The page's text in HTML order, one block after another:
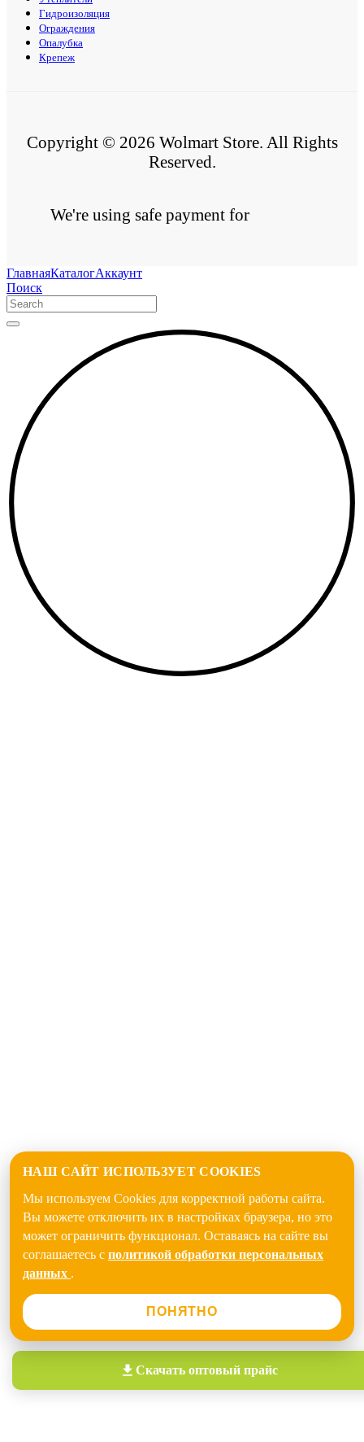
Гидроизоляция
Ограждения
Опалубка
Крепеж
Copyright © 2026 Wolmart Store. All Rights
Reserved.
We're using safe payment for
ГлавнаяКаталогАккаунт
Поиск
НАШ САЙТ ИСПОЛЬЗУЕТ COOKIES
Мы используем Cookies для корректной работы сайта.
Вы можете отключить их в настройках браузера, но это
может ограничить функционал. Оставаясь на сайте вы
соглашаетесь с политикой обработки персональных
данных .
ПОНЯТНО
Скачать оптовый прайс